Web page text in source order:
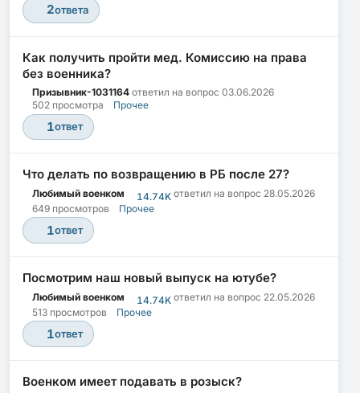
2ответа
Как получить пройти мед. Комиссию на права
без военника?
Призывник-1031164 ответил на вопрос 03.06.2026
502 просмотра
Прочее
1ответ
Что делать по возвращению в РБ после 27?
Любимый военком 14.74Kответил на вопрос 28.05.2026
649 просмотров
Прочее
1ответ
Посмотрим наш новый выпуск на ютубе?
Любимый военком 14.74Kответил на вопрос 22.05.2026
513 просмотров
Прочее
1ответ
Военком имеет подавать в розыск?